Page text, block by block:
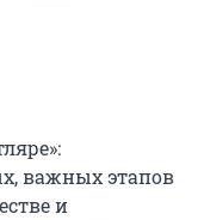
важных этапов
и